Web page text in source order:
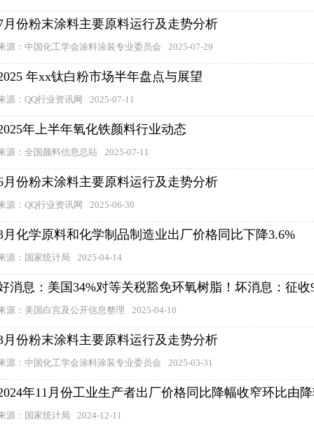
月份粉末涂料主要原料运行及走势分析
源：中国化工学会涂料涂装专业委员会 2025-07-29
年xx钛白粉市场半年盘点与展望
源：QQ行业资讯网 2025-07-11
年上半年氧化铁颜料行业动态
源：全国颜料信息总站 2025-07-11
月份粉末涂料主要原料运行及走势分析
源：QQ行业资讯网 2025-06-30
月化学原料和化学制品制造业出厂价格同比下降3.6%
源：国家统计局 2025-04-14
消息：美国34%对等关税豁免环氧树脂！坏消息：征
源：美国白宫及公开信息整理 2025-04-10
月份粉末涂料主要原料运行及走势分析
源：中国化工学会涂料涂装专业委员会 2025-03-31
年11月份工业生产者出厂价格同比降幅收窄环比由
源：国家统计局 2024-12-11